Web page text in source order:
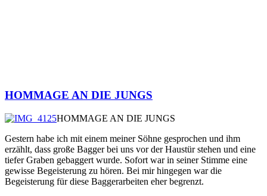
HOMMAGE AN DIE JUNGS
HOMMAGE AN DIE JUNGS
Gestern habe ich mit einem meiner Söhne gesprochen und ihm
erzählt, dass große Bagger bei uns vor der Haustür stehen und eine
tiefer Graben gebaggert wurde. Sofort war in seiner Stimme eine
gewisse Begeisterung zu hören. Bei mir hingegen war die
Begeisterung für diese Baggerarbeiten eher begrenzt.